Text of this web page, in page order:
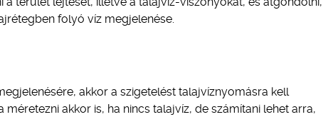
folyó víz megjelenése.
akkor a szigetelést talajvíznyomásra kell
akkor is, ha nincs talajvíz, de számítani lehet arra,